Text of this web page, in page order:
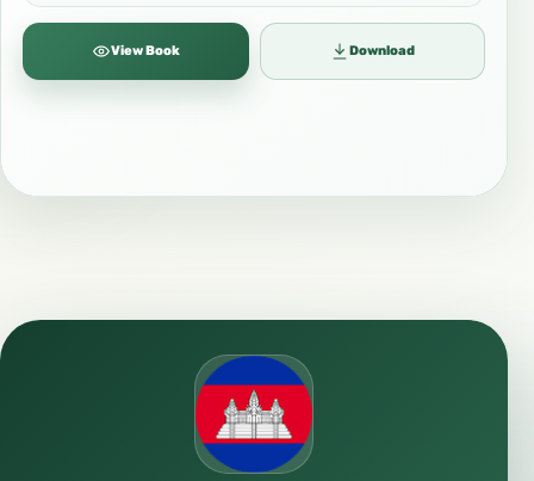
View Book Download